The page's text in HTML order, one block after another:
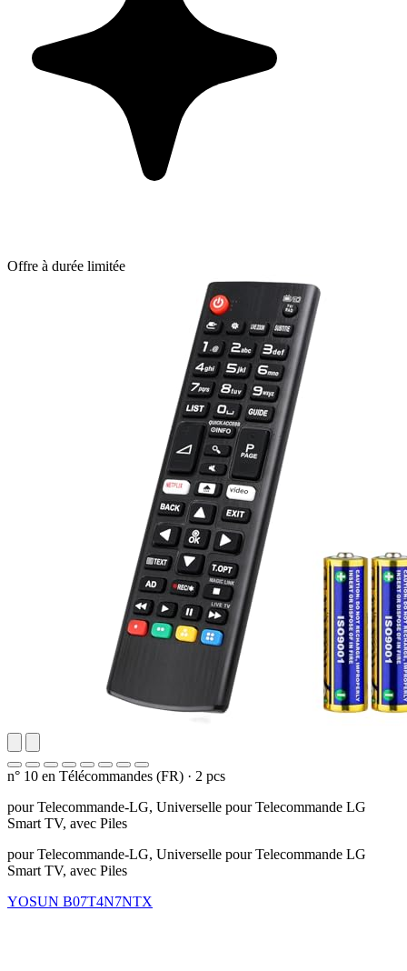
Offre à durée limitée
n° 10 en Télécommandes (FR) · 2 pcs
pour Telecommande-LG, Universelle pour Telecommande LG
Smart TV, avec Piles
pour Telecommande-LG, Universelle pour Telecommande LG
Smart TV, avec Piles
YOSUN B07T4N7NTX